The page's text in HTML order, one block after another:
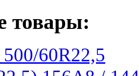
товары: